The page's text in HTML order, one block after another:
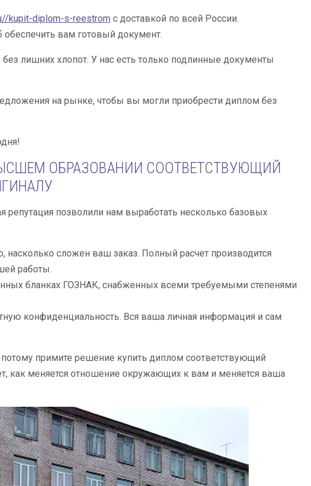
kupit-diplom-s-reestrom с доставкой по всей России.
обеспечить вам готовый документ.
лишних хлопот. У нас есть только подлинные документы
на рынке, чтобы вы могли приобрести диплом без
ОБРАЗОВАНИИ СООТВЕТСТВУЮЩИЙ
позволили нам выработать несколько базовых
сложен ваш заказ. Полный расчет производится
работы.
бланках ГОЗНАК, снабженных всеми требуемыми степенями
конфиденциальность. Вся ваша личная информация и сам
потому примите решение купить диплом соответствующий
как меняется отношение окружающих к вам и меняется ваша